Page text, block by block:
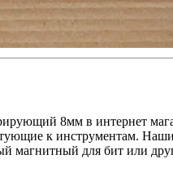
8мм в интернет
к инструментам.
магнитный для бит или